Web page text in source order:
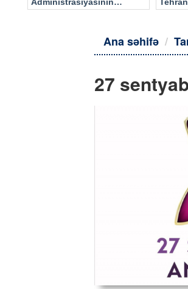
Ana səhifə
27